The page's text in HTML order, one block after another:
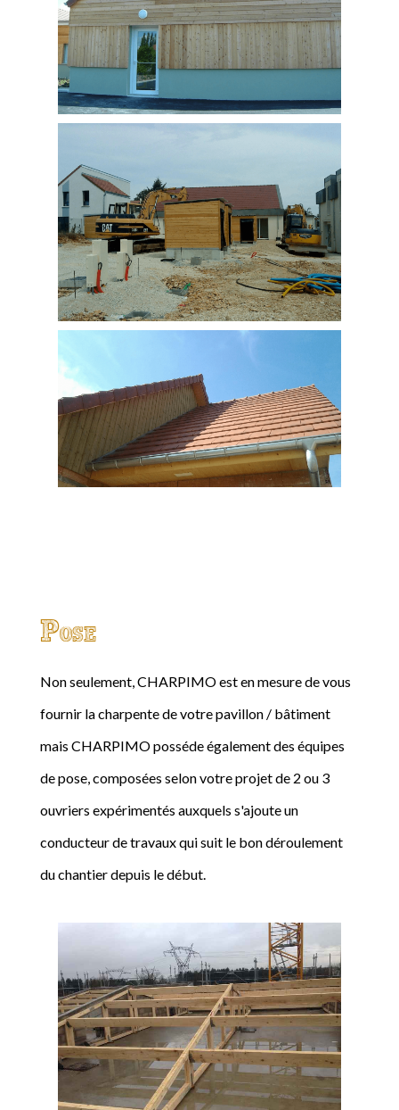
Pose
Non seulement, CHARPIMO est en mesure de vous
fournir la charpente de votre pavillon / bâtiment
mais CHARPIMO posséde également des équipes
de pose, composées selon votre projet de 2 ou 3
ouvriers expérimentés auxquels s'ajoute un
conducteur de travaux qui suit le bon déroulement
du chantier depuis le début.